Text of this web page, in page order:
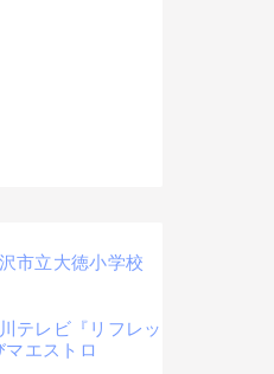
市立大徳小学校
テレビ『リフレッ
マエストロ